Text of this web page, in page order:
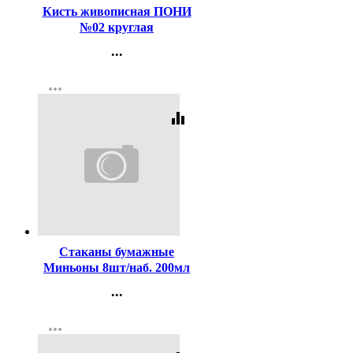
Кисть живописная ПОНИ
№02 круглая
...
Регистрация
more_horiz
equalizer
Стаканы бумажные
Миньоны 8шт/наб. 200мл
...
Регистрация
more_horiz